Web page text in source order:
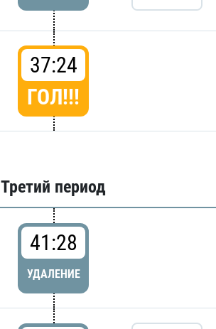
37:24
ГОЛ!!!
Третий период
41:28
УДАЛЕНИЕ